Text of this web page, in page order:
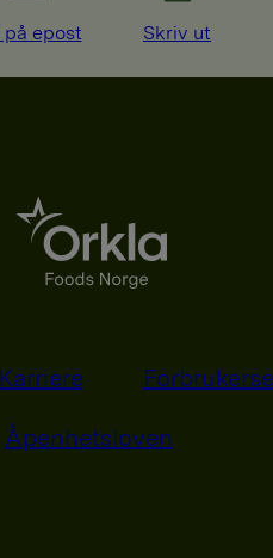
på epost Skriv ut
Karriere
Åpenhetsloven